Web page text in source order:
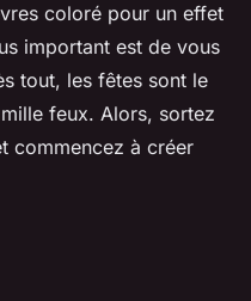
coloré pour un effet
important est de vous
tout, les fêtes sont le
feux. Alors, sortez
commencez à créer